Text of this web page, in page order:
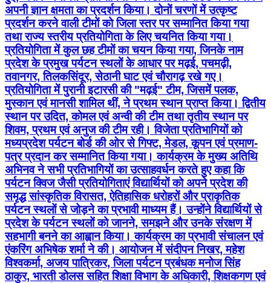
अपनी ज्ञान क्षमता का प्रदर्शन किया। दोनों चरणों में उत्कृष्ट
प्रदर्शन करने वाली टीमों को जिला स्तर पर सम्मानित किया गया
तथा राज्य स्तरीय प्रतियोगिता के लिए चयनित किया गया।
प्रतियोगिता में कुल छह टीमों का चयन किया गया, जिनके नाम
प्रदेश के प्रमुख पर्यटन स्थलों के आधार पर मढ़ई, पचमढ़ी,
तवानगर, तिलकसिंदूर, सेठानी घाट एवं चौरागढ़ रखे गए।
प्रतियोगिता में पुरानी इटारसी की "मढ़ई" टीम, जिसमें पलक,
मुस्कान एवं मानसी शामिल थीं, ने प्रथम स्थान प्राप्त किया। द्वितीय
स्थान पर उदित, कोमल एवं अन्वी की टीम तथा तृतीय स्थान पर
शिवम, प्रथम एवं अनुज की टीम रही। विजेता प्रतिभागियों को
मध्यप्रदेश पर्यटन बोर्ड की ओर से गिफ्ट, मेडल, कूपन एवं प्रमाण-
पत्र प्रदान कर सम्मानित किया गया। कार्यक्रम के मुख्य अतिथि
अभिनव ने सभी प्रतिभागियों का उत्साहवर्धन करते हुए कहा कि
पर्यटन क्विज जैसी प्रतियोगिताएं विद्यार्थियों को अपने प्रदेश की
समृद्ध सांस्कृतिक विरासत, ऐतिहासिक धरोहरों और प्राकृतिक
पर्यटन स्थलों से जोड़ने का प्रभावी माध्यम हैं। उन्होंने विद्यार्थियों से
प्रदेश के पर्यटन स्थलों को जानने, समझने और उनके संरक्षण में
सहभागी बनने का आह्वान किया। कार्यक्रम का प्रभावी संचालन एवं
एंकरिंग अभिषेक शर्मा ने की। आयोजन में संदीपन निखर, महेश
विश्वकर्मा, अजय पात्रिकर, जिला पर्यटन प्रबंधक मनोज सिंह
ठाकुर, भारती डोलस सहित शिक्षा विभाग के अधिकारी, शिक्षकगण एवं